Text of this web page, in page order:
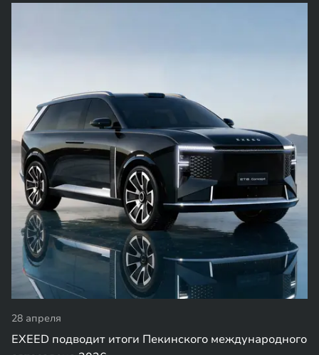
28 апреля
EXEED подводит итоги Пекинского международного